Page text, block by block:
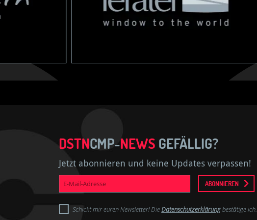
DSTNCMP-NEWS GEFÄLLIG?
Jetzt abonnieren und keine Updates verpassen!
Mail-
ABONNIEREN
Schickt mir euren Newsletter! DieDatenschutzerklärungbestätige ich.